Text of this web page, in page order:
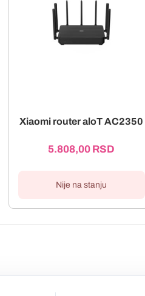
Xiaomi router aloT AC2350
5.808,00 RSD
Nije na stanju